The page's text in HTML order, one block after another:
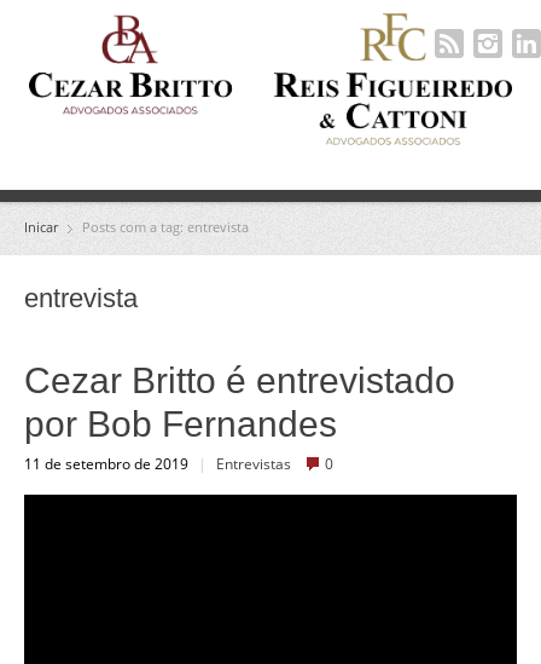
Inicar Posts com a tag: entrevista
entrevista
Cezar Britto é entrevistado
por Bob Fernandes
11 de setembro de 2019 | Entrevistas 0